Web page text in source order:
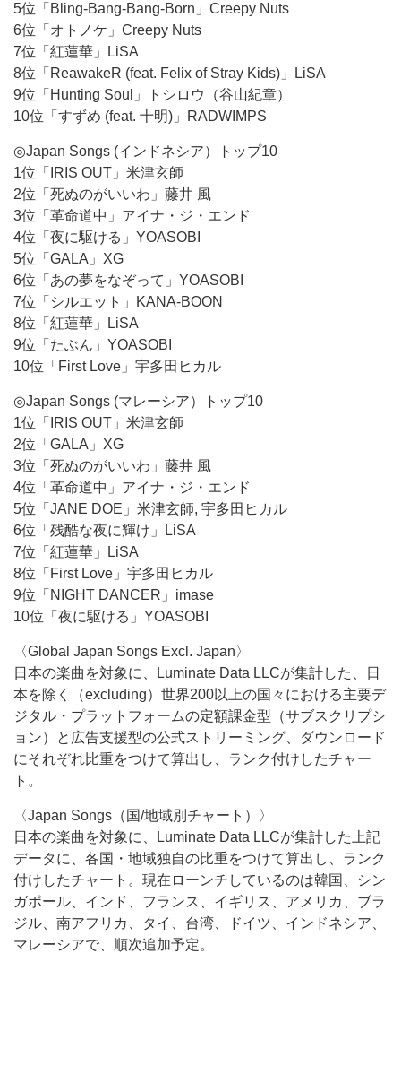
5位「Bling-Bang-Bang-Born」Creepy Nuts
6位「オトノケ」Creepy Nuts
7位「紅蓮華」LiSA
8位「ReawakeR (feat. Felix of Stray Kids)」LiSA
9位「Hunting Soul」トシロウ（谷山紀章）
10位「すずめ (feat. 十明)」RADWIMPS
◎Japan Songs (インドネシア）トップ10
1位「IRIS OUT」米津玄師
2位「死ぬのがいいわ」藤井 風
3位「革命道中」アイナ・ジ・エンド
4位「夜に駆ける」YOASOBI
5位「GALA」XG
6位「あの夢をなぞって」YOASOBI
7位「シルエット」KANA-BOON
8位「紅蓮華」LiSA
9位「たぶん」YOASOBI
10位「First Love」宇多田ヒカル
◎Japan Songs (マレーシア）トップ10
1位「IRIS OUT」米津玄師
2位「GALA」XG
3位「死ぬのがいいわ」藤井 風
4位「革命道中」アイナ・ジ・エンド
5位「JANE DOE」米津玄師, 宇多田ヒカル
6位「残酷な夜に輝け」LiSA
7位「紅蓮華」LiSA
8位「First Love」宇多田ヒカル
9位「NIGHT DANCER」imase
10位「夜に駆ける」YOASOBI
〈Global Japan Songs Excl. Japan〉
日本の楽曲を対象に、Luminate Data LLCが集計した、日
本を除く（excluding）世界200以上の国々における主要デ
ジタル・プラットフォームの定額課金型（サブスクリプシ
ョン）と広告支援型の公式ストリーミング、ダウンロード
にそれぞれ比重をつけて算出し、ランク付けしたチャー
ト。
〈Japan Songs（国/地域別チャート）〉
日本の楽曲を対象に、Luminate Data LLCが集計した上記
データに、各国・地域独自の比重をつけて算出し、ランク
付けしたチャート。現在ローンチしているのは韓国、シン
ガポール、インド、フランス、イギリス、アメリカ、ブラ
ジル、南アフリカ、タイ、台湾、ドイツ、インドネシア、
マレーシアで、順次追加予定。